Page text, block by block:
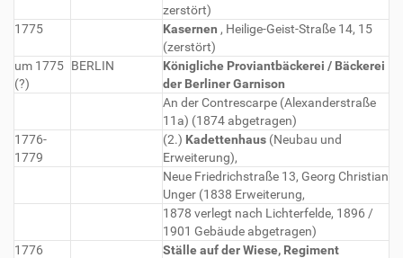
zerstört)
1775
Kasernen , Heilige-Geist-Straße 14, 15
(zerstört)
um 1775
(?)
BERLIN
Königliche Proviantbäckerei / Bäckerei
der Berliner Garnison
An der Contrescarpe (Alexanderstraße
11a) (1874 abgetragen)
1776-
1779
(2.) Kadettenhaus (Neubau und
Erweiterung),
Neue Friedrichstraße 13, Georg Christian
Unger (1838 Erweiterung,
1878 verlegt nach Lichterfelde, 1896 /
1901 Gebäude abgetragen)
1776
Ställe auf der Wiese, Regiment